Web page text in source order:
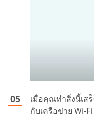
เมื่อคุณทำสิ่งนี้เส
กับเครือข่าย Wi-